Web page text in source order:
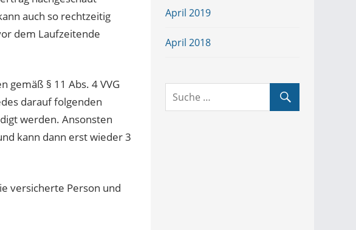
auch so rechtzeitig
dem Laufzeitende
gemäß § 11 Abs. 4 VVG
darauf folgenden
werden. Ansonsten
kann dann erst wieder 3
versicherte Person und
April 2019
April 2018